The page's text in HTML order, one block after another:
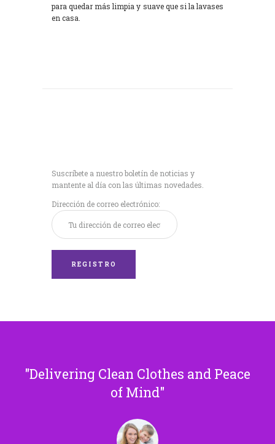
para quedar más limpia y suave que si la lavases
en casa.
Suscríbete a nuestro boletín de noticias y
mantente al día con las últimas novedades.
Dirección de correo electrónico:
Delivering Clean Clothes and Peace
of Mind